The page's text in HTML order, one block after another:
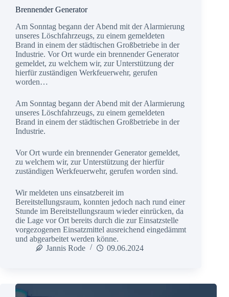
Brennender Generator
Am Sonntag begann der Abend mit der Alarmierung
unseres Löschfahrzeugs, zu einem gemeldeten
Brand in einem der städtischen Großbetriebe in der
Industrie. Vor Ort wurde ein brennender Generator
gemeldet, zu welchem wir, zur Unterstützung der
hierfür zuständigen Werkfeuerwehr, gerufen
worden…
Am Sonntag begann der Abend mit der Alarmierung
unseres Löschfahrzeugs, zu einem gemeldeten
Brand in einem der städtischen Großbetriebe in der
Industrie.
Vor Ort wurde ein brennender Generator gemeldet,
zu welchem wir, zur Unterstützung der hierfür
zuständigen Werkfeuerwehr, gerufen worden sind.
Wir meldeten uns einsatzbereit im
Bereitstellungsraum, konnten jedoch nach rund einer
Stunde im Bereitstellungsraum wieder einrücken, da
die Lage vor Ort bereits durch die zur Einsatzstelle
vorgezogenen Einsatzmittel ausreichend eingedämmt
und abgearbeitet werden könne.
Jannis Rode
09.06.2024